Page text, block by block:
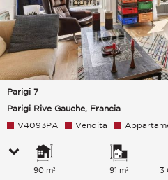
Parigi 7
Parigi Rive Gauche, Francia
V4093PA Vendita
90 m² 91 m² 3